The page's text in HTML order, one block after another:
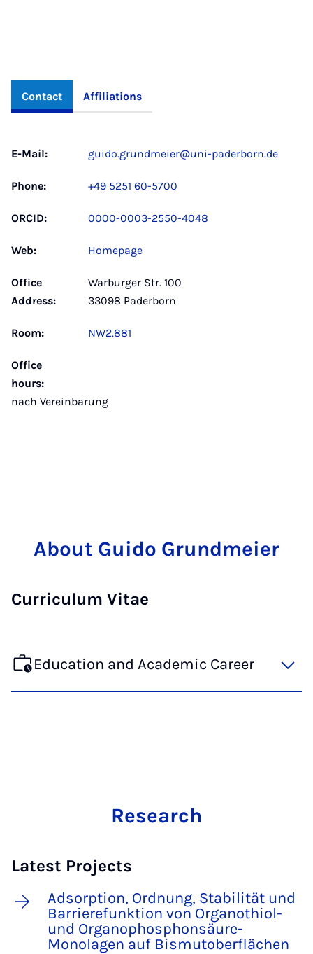
Contact Affiliations
E-Mail: guido.grundmeier@uni-paderborn.de
Phone: +49 5251 60-5700
ORCID: 0000-0003-2550-4048
Web: Homepage
Office
Address:
Warburger Str. 100
33098 Paderborn
Room: NW2.881
Office
hours:
nach Vereinbarung
About Guido Grundmeier
Curriculum Vitae
Education and Academic Career
Research
Latest Projects
Adsorption, Ordnung, Stabilität und
Barrierefunktion von Organothiol-
und Organophosphonsäure-
Monolagen auf Bismutoberflächen